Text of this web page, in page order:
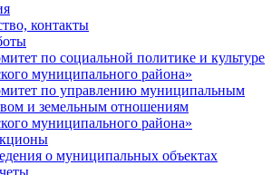
контакты
по социальной политике и культуре
муниципального района»
по управлению муниципальным
и земельным отношениям
муниципального района»
о муниципальных объектах